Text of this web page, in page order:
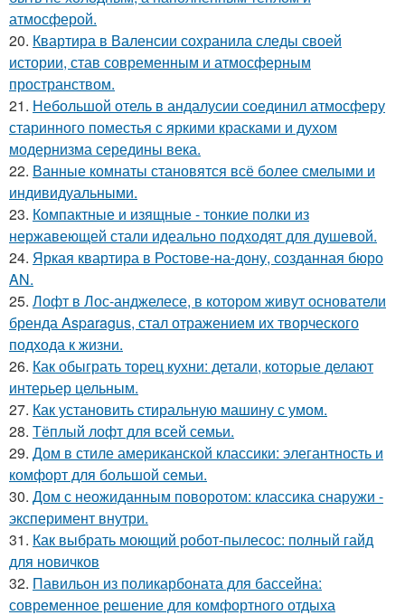
атмосферой.
20. Квартира в Валенсии сохранила следы своей
истории, став современным и атмосферным
пространством.
21. Небольшой отель в андалусии соединил атмосферу
старинного поместья с яркими красками и духом
модернизма середины века.
22. Ванные комнаты становятся всё более смелыми и
индивидуальными.
23. Компактные и изящные - тонкие полки из
нержавеющей стали идеально подходят для душевой.
24. Яркая квартира в Ростове-на-дону, созданная бюро
AN.
25. Лофт в Лос-анджелесе, в котором живут основатели
бренда Asparagus, стал отражением их творческого
подхода к жизни.
26. Как обыграть торец кухни: детали, которые делают
интерьер цельным.
27. Как установить стиральную машину с умом.
28. Тёплый лофт для всей семьи.
29. Дом в стиле американской классики: элегантность и
комфорт для большой семьи.
30. Дом с неожиданным поворотом: классика снаружи -
эксперимент внутри.
31. Как выбрать моющий робот-пылесос: полный гайд
для новичков
32. Павильон из поликарбоната для бассейна:
современное решение для комфортного отдыха